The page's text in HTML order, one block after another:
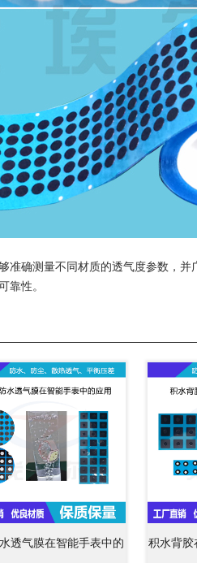
准确测量不同材质的透气度参数，
靠性。
透气膜在智能手表中的 积水背胶